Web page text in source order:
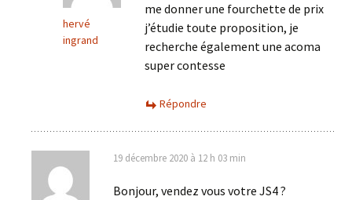
hervé
ingrand
me donner une fourchette de prix
j’étudie toute proposition, je
recherche également une acoma
super contesse
Répondre
19 décembre 2020 à 12 h 03 min
Bonjour, vendez vous votre JS4 ?